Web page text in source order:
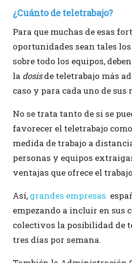
¿Cuánto de teletrabajo?
Para que muchas de esas
oportunidades sean tales
sobre todo los equipos,
la dosisde teletrabajo más
caso y para cada uno de sus
No se trata tanto de si se
favorecer el teletrabajo
medida de trabajo a
personas y equipos
ventajas que ofrece el
Así, grandes empresas
empezando a incluir en sus
colectivos la posibilidad de
tres días por semana.